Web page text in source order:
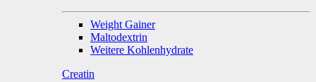
Weight Gainer
Maltodextrin
Weitere Kohlenhydrate
Creatin